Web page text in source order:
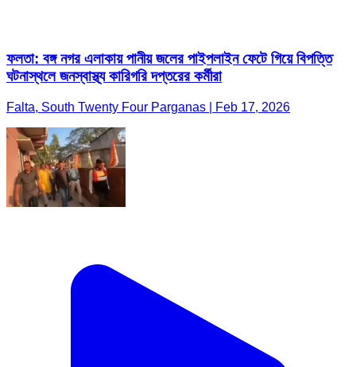
ফলতা: বঙ্গ নগর এলাকায় পানীয় জলের পাইপলাইন ফেটে গিয়ে বিপত্তি
ঘটনাস্থলে জনস্বাস্থ্য কারিগরি দপ্তরের কর্মীরা
Falta, South Twenty Four Parganas | Feb 17, 2026